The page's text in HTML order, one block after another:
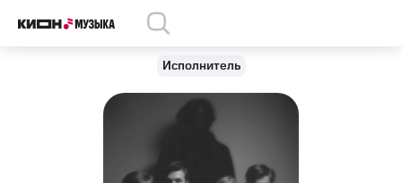
Исполнитель